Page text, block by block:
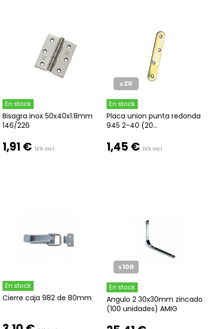
En stock
Bisagra inox 50x40x1.8mm
146/226
1,91 € IVA incl.
x20
En stock
Placa union punta redonda
945 2-40 (20...
1,45 € IVA incl.
En stock
Cierre caja 982 de 80mm
x100
En stock
Angulo 2 30x30mm zincado
(100 unidades) AMIG